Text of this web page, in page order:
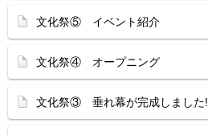
文化祭⑤ イベント紹介
文化祭④ オープニング
文化祭③ 垂れ幕が完成しました!